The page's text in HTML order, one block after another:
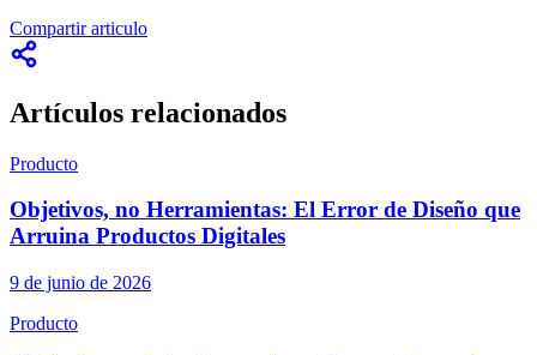
Compartir articulo
Artículos relacionados
Producto
Objetivos, no Herramientas: El Error de Diseño que
Arruina Productos Digitales
9 de junio de 2026
Producto